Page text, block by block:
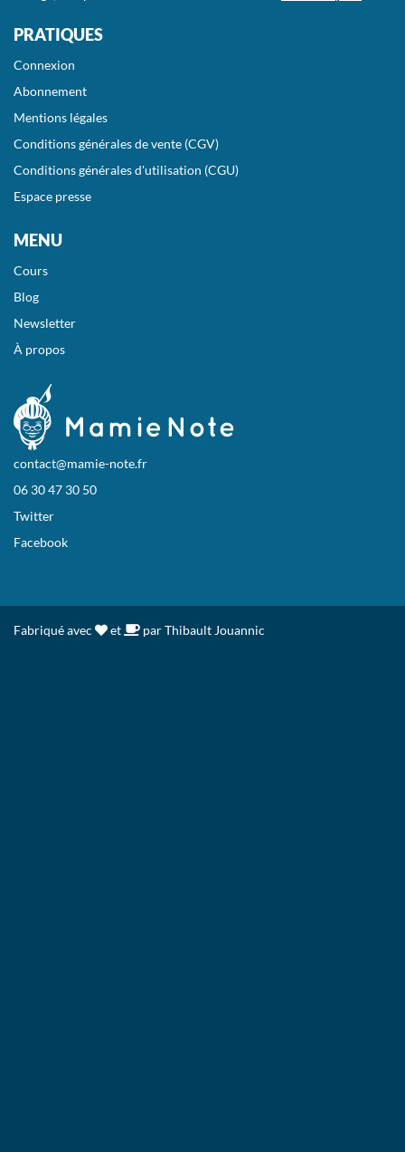
PRATIQUES
Connexion
Abonnement
Mentions légales
Conditions générales de vente (CGV)
Conditions générales d'utilisation (CGU)
Espace presse
MENU
Cours
Blog
Newsletter
À propos
contact@mamie-note.fr
06 30 47 30 50
Twitter
Facebook
Fabriqué avec et par Thibault Jouannic